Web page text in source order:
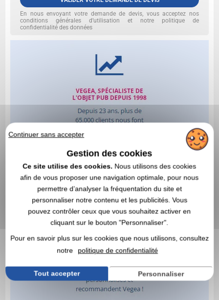
En nous envoyant votre demande de devis, vous acceptez nos
conditions générales d’utilisation et notre politique de
confidentialité des données
Continuer sans accepter
Gestion des cookies
Ce site utilise des cookies. Nous utilisons des cookies
afin de vous proposer une navigation optimale, pour nous
permettre d’analyser la fréquentation du site et
personnaliser notre contenu et les publicités. Vous
pouvez contrôler ceux que vous souhaitez activer en
cliquant sur le bouton "Personnaliser".
Pour en savoir plus sur les cookies que nous utilisons, consultez
notre
politique de confidentialité
Tout accepter Personnaliser